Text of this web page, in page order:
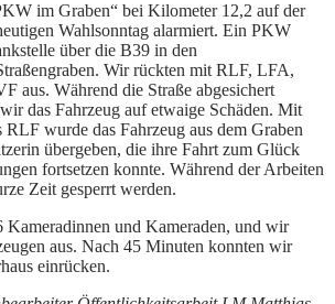
im Graben“ bei Kilometer 12,2 auf der
Wahlsonntag alarmiert. Ein PKW
über die B39 in den
Wir rückten mit RLF, LFA,
aus. Während die Straße abgesichert
das Fahrzeug auf etwaige Schäden. Mit
RLF wurde das Fahrzeug aus dem Graben
übergeben, die ihre Fahrt zum Glück
fortsetzen konnte. Während der Arbeiten
Zeit gesperrt werden.
Kameradinnen und Kameraden, und wir
aus. Nach 45 Minuten konnten wir
einrücken.